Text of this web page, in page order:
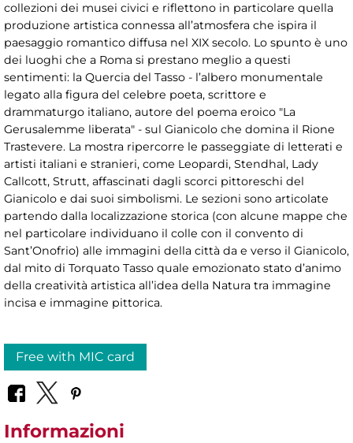
collezioni dei musei civici e riflettono in particolare quella
produzione artistica connessa all’atmosfera che ispira il
paesaggio romantico diffusa nel XIX secolo. Lo spunto è uno
dei luoghi che a Roma si prestano meglio a questi
sentimenti: la Quercia del Tasso - l’albero monumentale
legato alla figura del celebre poeta, scrittore e
drammaturgo italiano, autore del poema eroico "La
Gerusalemme liberata" - sul Gianicolo che domina il Rione
Trastevere. La mostra ripercorre le passeggiate di letterati e
artisti italiani e stranieri, come Leopardi, Stendhal, Lady
Callcott, Strutt, affascinati dagli scorci pittoreschi del
Gianicolo e dai suoi simbolismi. Le sezioni sono articolate
partendo dalla localizzazione storica (con alcune mappe che
nel particolare individuano il colle con il convento di
Sant’Onofrio) alle immagini della città da e verso il Gianicolo,
dal mito di Torquato Tasso quale emozionato stato d’animo
della creatività artistica all’idea della Natura tra immagine
incisa e immagine pittorica.
Free with MIC card
Informazioni